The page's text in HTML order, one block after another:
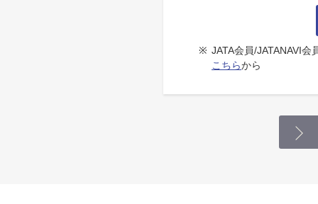
※ JATA会員/JATANAVI
こちらから